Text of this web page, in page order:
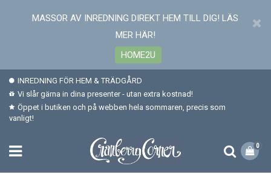
MASSOR AV INREDNING DIREKT HEM TILL DIG! LÄS
MER HÄR!
HOME2U
INREDNING FÖR HEM & TRÄDGÅRD
Vi slår gärna in dina presenter - utan extra kostnad!
Öppet i butiken och på webben hela sommaren, precis som
vanligt!
0